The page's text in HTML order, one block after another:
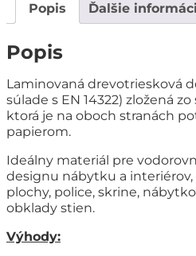
Popis Ďalšie
Popis
Laminovaná drevotriesková
súlade s EN 14322) zložená
ktorá je na oboch stranách
papierom.
Ideálny materiál pre
designu nábytku a
plochy, police, skrine,
obklady stien.
Výhody: